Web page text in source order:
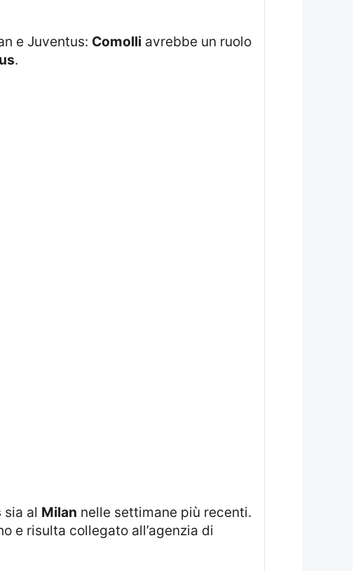
e Juventus: Comolli avrebbe un ruolo
.
sia al Milan nelle settimane più recenti.
e risulta collegato all’agenzia di